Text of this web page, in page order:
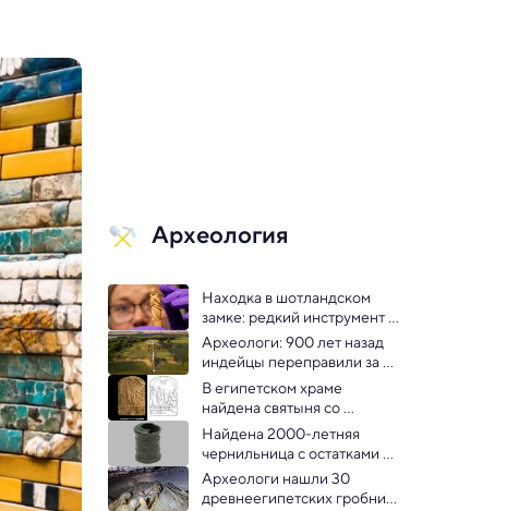
Археология
Находка в шотландском
замке: редкий инструмент
парикмахера XIII века
Археологи: 900 лет назад
индейцы переправили за
180 км дерево весом в 5 т
В египетском храме
найдена святыня со
свидетельствами
неизвестных ритуалов
Найдена 2000-летняя
чернильница с остатками
«невозможных» чернил
Археологи нашли 30
древнеегипетских гробниц